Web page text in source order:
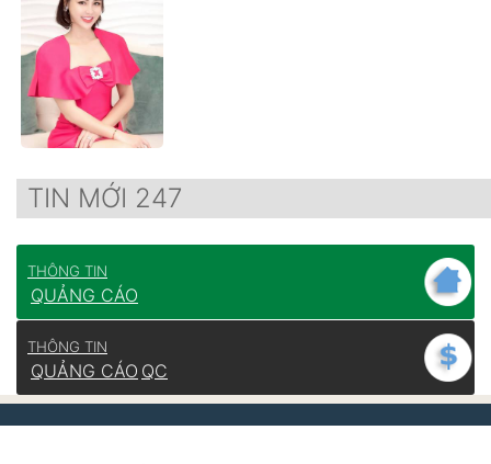
TIN MỚI 247
THÔNG TIN
QUẢNG CÁO
THÔNG TIN
QUẢNG CÁO QC